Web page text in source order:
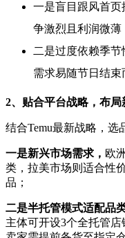
一是盲目跟风首
争激烈且利润微薄
二是过度依赖季节
需求易随节日结束
2、贴合平台战略，布
结合Temu最新战略，选
一是新兴市场需求， 欧
类，拉美市场则适合性
品；
二是半托管模式适配品
主体可开设3个全托管店